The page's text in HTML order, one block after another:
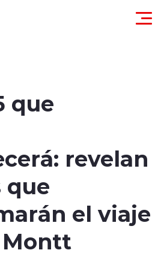
que
revelan
que
el viaje